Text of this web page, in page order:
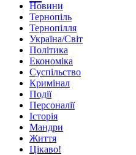
Новини
Тернопіль
Тернопілля
Україна/Світ
Політика
Економіка
Суспільство
Кримінал
Події
Персоналії
Історія
Мандри
Життя
Цікаво!